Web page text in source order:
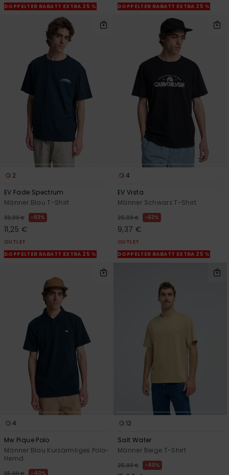
DOPPELTER RABATT EXTRA 25 %
DOPPELTER RABATT EXTRA 25 %
2
EV Fade Spectrum
Männer Blau T-Shirt
30,00 € 63%
11,25 €
OUTLET
DOPPELTER RABATT EXTRA 25 %
4
EV Vista
Männer Schwarz T-Shirt
25,00 € 63%
9,37 €
OUTLET
DOPPELTER RABATT EXTRA 25 %
4
Mw Pique Polo
Männer Blau Kurzärmliges Polo-
Hemd
40%
12
Salt Water
Männer Beige T-Shirt
25,00 € 40%